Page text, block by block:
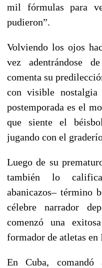
mil fórmulas para
pudieron”.
Volviendo los ojos
vez adentrándose
comenta su
con visible
postemporada es el
que siente el
jugando con el
Luego de su
también lo
abanicazos– término
célebre narrador
comenzó una
formador de atletas en
En Cuba, comandó